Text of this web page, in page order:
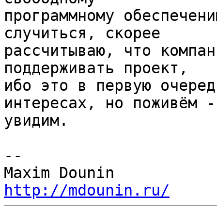
программному
случиться, скорее
рассчитываю, что
поддерживать проект,
ибо это в первую
интересах, но поживём
увидим.
--
http://mdounin.ru/